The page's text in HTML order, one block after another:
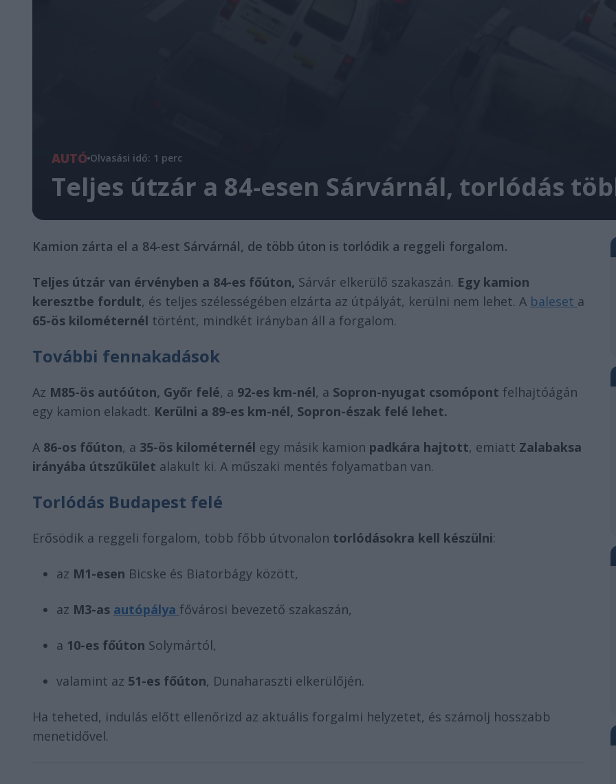
AUTÓ Olvasási idő: 1 perc
Teljes útzár a 84-esen Sárvárnál, torlódás
Kamion zárta el a 84-est Sárvárnál, de több úton is torlódik a reggeli forgalom.
Teljes útzár van érvényben a 84-es főúton, Sárvár elkerülő szakaszán. Egy kamion
keresztbe fordult, és teljes szélességében elzárta az útpályát, kerülni nem lehet. A baleset a
65-ös kilométernél történt, mindkét irányban áll a forgalom.
További fennakadások
Az M85-ös autóúton, Győr felé, a 92-es km-nél, a Sopron-nyugat csomópont felhajtóágán
egy kamion elakadt. Kerülni a 89-es km-nél, Sopron-észak felé lehet.
A 86-os főúton, a 35-ös kilométernél egy másik kamion padkára hajtott, emiatt Zalabaksa
irányába útszűkület alakult ki. A műszaki mentés folyamatban van.
Torlódás Budapest felé
Erősödik a reggeli forgalom, több főbb útvonalon torlódásokra kell készülni:
az M1-esen Bicske és Biatorbágy között,
az M3-as autópálya fővárosi bevezető szakaszán,
a 10-es főúton Solymártól,
valamint az 51-es főúton, Dunaharaszti elkerülőjén.
Ha teheted, indulás előtt ellenőrizd az aktuális forgalmi helyzetet, és számolj hosszabb
menetidővel.